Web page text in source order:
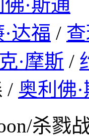
·斯通
达福 /
·摩斯 /
/ 奥利佛
戮战